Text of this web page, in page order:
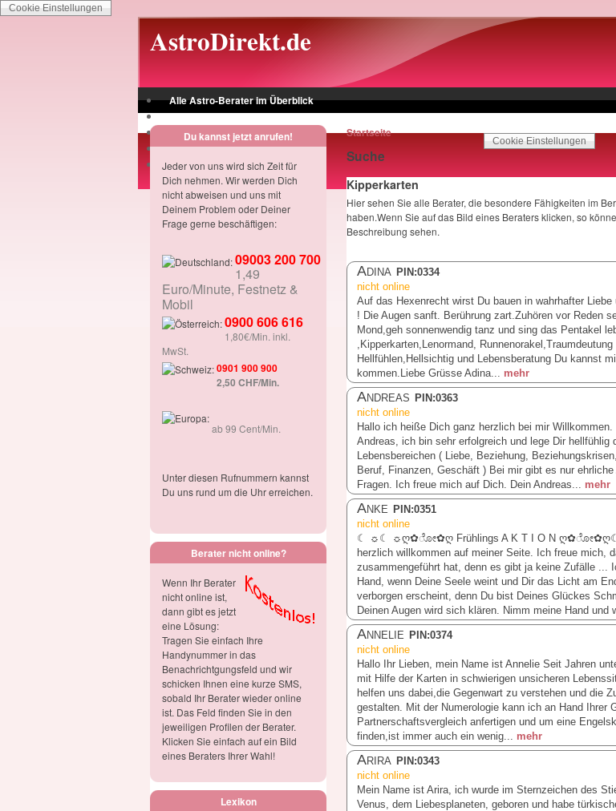
Cookie Einstellungen
AstroDirekt.de
Alle Astro-Berater im Überblick
Jetzt für Dich da - ohne wenn und aber!
Vertrag widerrufen
Datenschutzerklärung
Impressum/AGB
Startseite
Suche
Kipperkarten
Hier sehen Sie alle Berater, die besondere Fähigkeiten im
haben.Wenn Sie auf das Bild eines Beraters klicken, so
Beschreibung sehen.
Adina PIN:0334
nicht online
Auf das Hexenrecht wirst Du bauen in wahrhafter Liebe
! Die Augen sanft. Berührung zart.Zuhören vor Reden
Mond,geh sonnenwendig tanz und sing das Pentakel
,Kipperkarten,Lenormand, Runnenorakel,Traumdeutung
Hellfühlen,Hellsichtig und Lebensberatung Du kannst
kommen.Liebe Grüsse Adina... mehr
Andreas PIN:0363
nicht online
Hallo ich heiße Dich ganz herzlich bei mir
Andreas, ich bin sehr erfolgreich und lege Dir hellfühlig
Lebensbereichen ( Liebe, Beziehung,
Beruf, Finanzen, Geschäft ) Bei mir gibt es nur
Fragen. Ich freue mich auf Dich. Dein Andreas... mehr
Anke PIN:0351
nicht online
☾ ☼☾ ☼ღ✿ೋ✿ღ Frühlings A K T I O N ღ✿ೋ✿ღ☾
herzlich willkommen auf meiner Seite. Ich freue mich,
zusammengeführt hat, denn es gibt ja keine Zufälle ...
Hand, wenn Deine Seele weint und Dir das Licht am
verborgen erscheint, denn Du bist Deines Glückes
Deinen Augen wird sich klären. Nimm meine Hand und
Annelie PIN:0374
nicht online
Hallo Ihr Lieben, mein Name ist Annelie Seit Jahren
mit Hilfe der Karten in schwierigen unsicheren
helfen uns dabei,die Gegenwart zu verstehen und die
gestalten. Mit der Numerologie kann ich an Hand Ihrer
Partnerschaftsvergleich anfertigen und um eine
finden,ist immer auch ein wenig... mehr
Arira PIN:0343
nicht online
Mein Name ist Arira, ich wurde im Sternzeichen des
Venus, dem Liebesplaneten, geboren und habe
Du kannst jetzt anrufen!
Jeder von uns wird sich Zeit für
Dich nehmen. Wir werden Dich
nicht abweisen und uns mit
Deinem Problem oder Deiner
Frage gerne beschäftigen:
09003 200 700
1,49
Euro/Minute, Festnetz &
Mobil
0900 606 616
1,80€/Min. inkl.
MwSt.
0901 900 900
2,50 CHF/Min.
ab 99 Cent/Min.
Unter diesen Rufnummern kannst
Du uns rund um die Uhr erreichen.
Berater nicht online?
Wenn Ihr Berater
nicht online ist,
dann gibt es jetzt
eine Lösung:
Tragen Sie einfach Ihre
Handynummer in das
Benachrichtgungsfeld und wir
schicken Ihnen eine kurze SMS,
sobald Ihr Berater wieder online
ist. Das Feld finden Sie in den
jeweiligen Profilen der Berater.
Klicken Sie einfach auf ein Bild
eines Beraters Ihrer Wahl!
Lexikon
Cookie Einstellungen